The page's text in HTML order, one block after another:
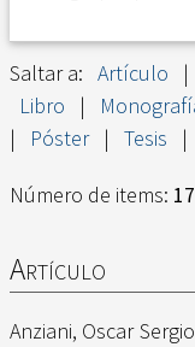
Saltar a: Artículo |
Libro
|
|
Póster | Tesis |
Número de items:
Artículo
Anziani, Oscar Sergio